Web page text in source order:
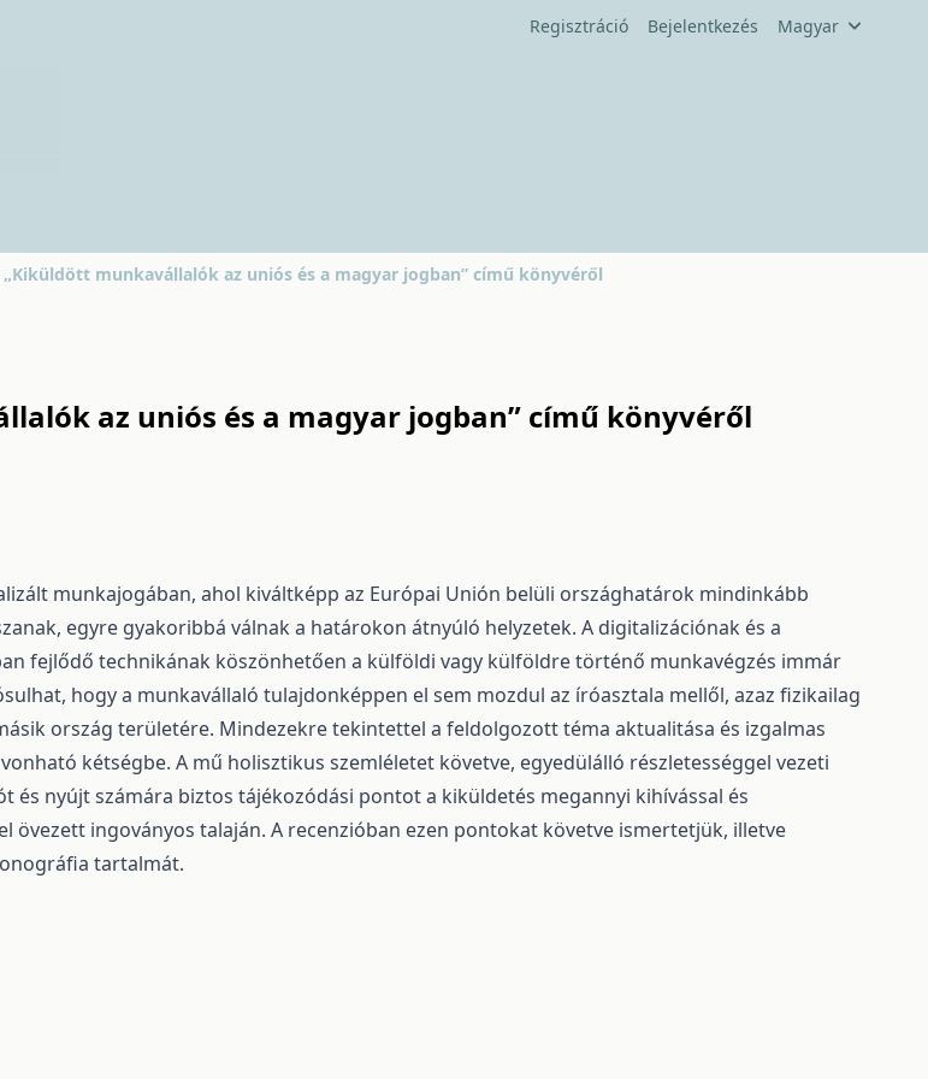
Regisztráció Bejelentkezés Magyar
„Kiküldött munkavállalók az uniós és a magyar jogban” című könyvéről
az uniós és a magyar jogban” című könyvéről
munkajogában, ahol kiváltképp az Európai Unión belüli országhatárok mindinkább
egyre gyakoribbá válnak a határokon átnyúló helyzetek. A digitalizációnak és a
fejlődő technikának köszönhetően a külföldi vagy külföldre történő munkavégzés immár
hogy a munkavállaló tulajdonképpen el sem mozdul az íróasztala mellől, azaz fizikailag
ország területére. Mindezekre tekintettel a feldolgozott téma aktualitása és izgalmas
kétségbe. A mű holisztikus szemléletet követve, egyedülálló részletességgel vezeti
és nyújt számára biztos tájékozódási pontot a kiküldetés megannyi kihívással és
övezett ingoványos talaján. A recenzióban ezen pontokat követve ismertetjük, illetve
tartalmát.